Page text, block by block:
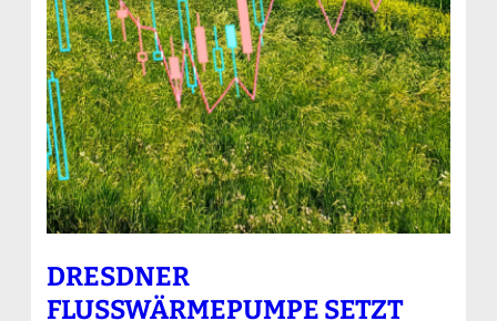
DRESDNER
FLUSSWÄRMEPUMPE SETZT